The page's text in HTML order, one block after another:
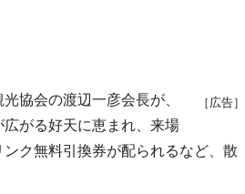
［広告］
協会の渡辺一彦会長が、
がる好天に恵まれ、来場
ク無料引換券が配られるなど、散